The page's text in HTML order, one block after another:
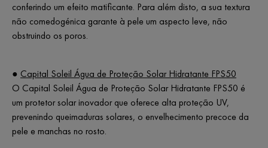
conferindo um efeito matificante. Para além disto, a sua textura
não comedogénica garante à pele um aspecto leve, não
obstruindo os poros.
● Capital Soleil Água de Proteção Solar Hidratante FPS50
O Capital Soleil Água de Proteção Solar Hidratante FPS50 é
um protetor solar inovador que oferece alta proteção UV,
prevenindo queimaduras solares, o envelhecimento precoce da
pele e manchas no rosto.